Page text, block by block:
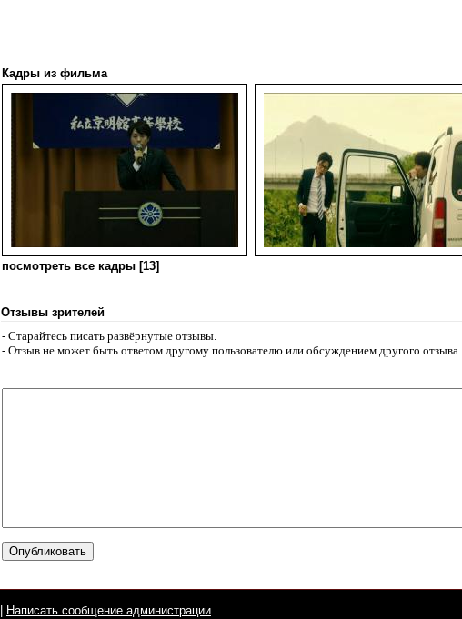
Кадры из фильма
посмотреть все кадры [13]
Отзывы зрителей
- Старайтесь писать развёрнутые отзывы.
- Отзыв не может быть ответом другому пользователю или обсуждением другого отзыва.
Написать сообщение администрации